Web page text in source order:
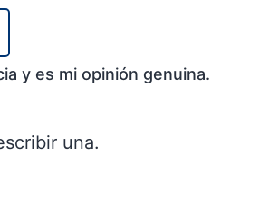
y es mi opinión genuina.
una.